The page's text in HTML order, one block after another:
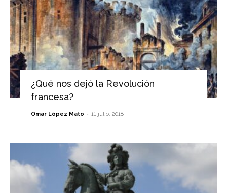
¿Qué nos dejó la Revolución
francesa?
Omar López Mato - 11 julio, 2018